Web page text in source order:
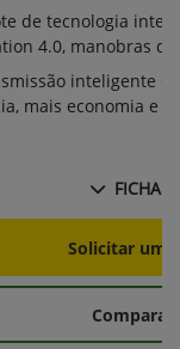
de tecnologia
4.0, manobras
inteligente
mais economia e
FICHA
Solicitar
Comparar